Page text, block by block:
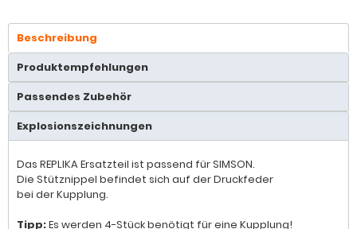
Beschreibung
Produktempfehlungen
Passendes Zubehör
Explosionszeichnungen
Das REPLIKA Ersatzteil ist passend für SIMSON.
Die Stütznippel befindet sich auf der Druckfeder
bei der Kupplung.
Tipp:Es werden 4-Stück benötigt für eine Kupplung!